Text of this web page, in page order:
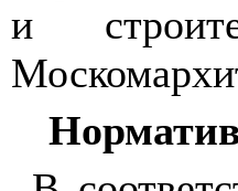
и